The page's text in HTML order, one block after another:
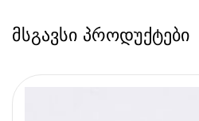
მსგავსი პროდუქტები